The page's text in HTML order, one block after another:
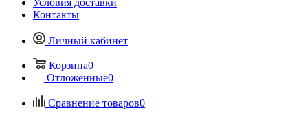
Условия доставки
Контакты
Личный кабинет
Корзина0
Отложенные0
Сравнение товаров0